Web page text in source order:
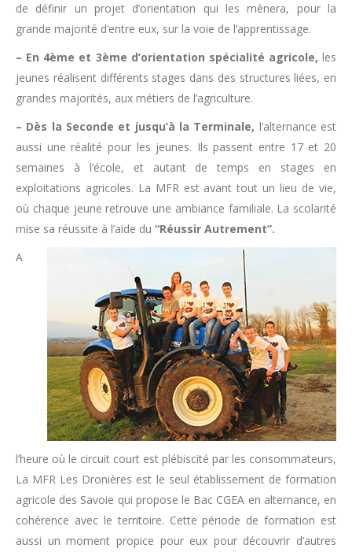
de définir un projet d’orientation qui les mènera, pour la
grande majorité d’entre eux, sur la voie de l’apprentissage.
– En 4ème et 3ème d’orientation spécialité agricole, les
jeunes réalisent différents stages dans des structures liées, en
grandes majorités, aux métiers de l’agriculture.
– Dès la Seconde et jusqu’à la Terminale, l’alternance est
aussi une réalité pour les jeunes. Ils passent entre 17 et 20
semaines à l’école, et autant de temps en stages en
exploitations agricoles. La MFR est avant tout un lieu de vie,
où chaque jeune retrouve une ambiance familiale. La scolarité
mise sa réussite à l’aide du “Réussir Autrement”.
A
l’heure où le circuit court est plébiscité par les consommateurs,
La MFR Les Dronières est le seul établissement de formation
agricole des Savoie qui propose le Bac CGEA en alternance, en
cohérence avec le territoire. Cette période de formation est
aussi un moment propice pour eux pour découvrir d’autres